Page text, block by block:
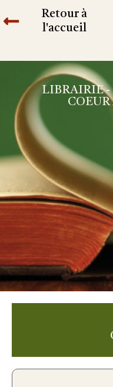
Retour à
l'accueil
LIBRAIRIE -